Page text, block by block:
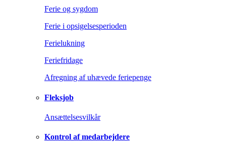
Ferie og sygdom
Ferie i opsigelsesperioden
Ferielukning
Feriefridage
Afregning af uhævede feriepenge
Fleksjob
Ansættelsesvilkår
Kontrol af medarbejdere